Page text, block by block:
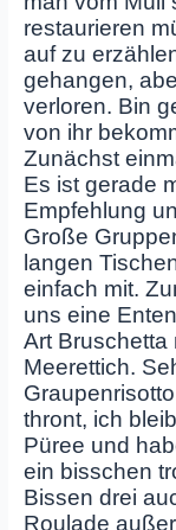
restaurieren
auf zu
gehangen,
verloren. Bin
von ihr
Zunächst
Es ist gerade
Empfehlung
Große
langen
einfach mit.
uns eine
Art Bruschetta
Meerettich.
thront, ich
Püree und
ein bisschen
Bissen drei
Roulade